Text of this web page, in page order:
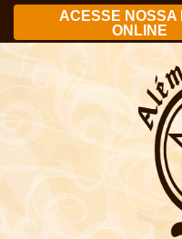
ACESSE NOSSA
ONLINE